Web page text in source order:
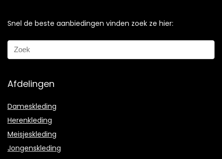
Snel de beste aanbiedingen vinden zoek ze hier:
Afdelingen
Dameskleding
Herenkleding
Meisjeskleding
Jongenskleding